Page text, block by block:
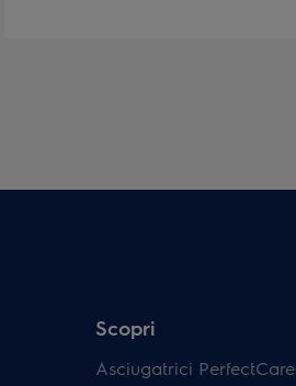
Scopri
Asciugatrici PerfectCare